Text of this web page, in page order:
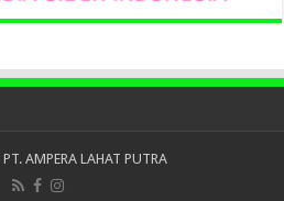
PT. AMPERA LAHAT PUTRA